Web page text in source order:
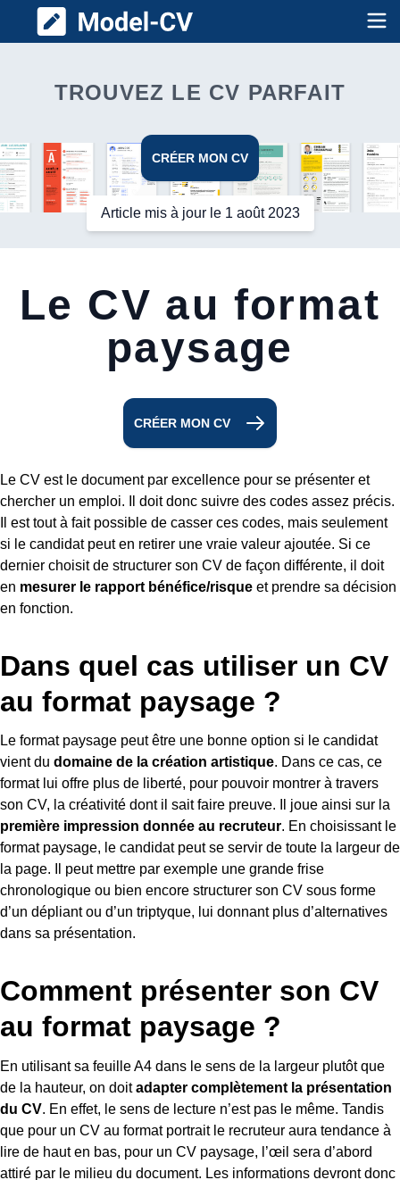
Model CV
TROUVEZ LE CV PARFAIT
CRÉER MON CV
Article mis à jour le 1 août 2023
Le CV au format
paysage
CRÉER MON CV
Le CV est le document par excellence pour se présenter et
chercher un emploi. Il doit donc suivre des codes assez précis.
Il est tout à fait possible de casser ces codes, mais seulement
si le candidat peut en retirer une vraie valeur ajoutée. Si ce
dernier choisit de structurer son CV de façon différente, il doit
en mesurer le rapport bénéfice/risque et prendre sa décision
en fonction.
Dans quel cas utiliser un CV
au format paysage ?
Le format paysage peut être une bonne option si le candidat
vient du domaine de la création artistique. Dans ce cas, ce
format lui offre plus de liberté, pour pouvoir montrer à travers
son CV, la créativité dont il sait faire preuve. Il joue ainsi sur la
première impression donnée au recruteur. En choisissant le
format paysage, le candidat peut se servir de toute la largeur de
la page. Il peut mettre par exemple une grande frise
chronologique ou bien encore structurer son CV sous forme
d’un dépliant ou d’un triptyque, lui donnant plus d’alternatives
dans sa présentation.
Comment présenter son CV
au format paysage ?
En utilisant sa feuille A4 dans le sens de la largeur plutôt que
de la hauteur, on doitadapter complètement la présentation
du CV. En effet, le sens de lecture n’est pas le même. Tandis
que pour un CV au format portrait le recruteur aura tendance à
lire de haut en bas, pour un CV paysage, l’œil sera d’abord
attiré par le milieu du document. Les informations devront donc